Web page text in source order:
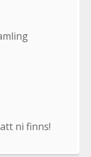
ni finns!